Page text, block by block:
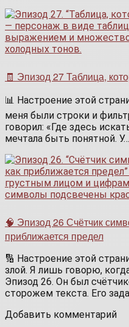
🧾 Эпизод 27 Таблица,
📊 Настроение этой
меня были строки и
говорил: «Где здесь
мечтала быть понятной. У…
🧠 Эпизод 26 Счётчик
приближается предел
🔢 Настроение этой
злой. Я лишь говорю,
Эпизод 26. Он был
сторожем текста. Его
Добавить комментарий